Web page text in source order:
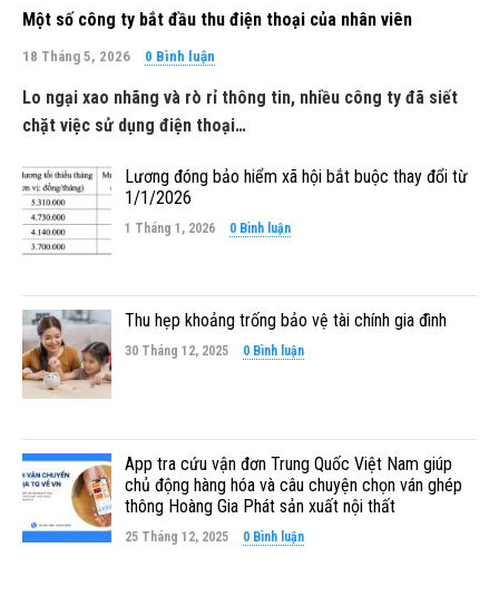
Một số công ty bắt đầu thu điện thoại của nhân viên
18 Tháng 5, 2026 0 Bình luận
Lo ngại xao nhãng và rò rỉ thông tin, nhiều công ty đã siết
chặt việc sử dụng điện thoại…
Lương đóng bảo hiểm xã hội bắt buộc thay đổi từ
1/1/2026
1 Tháng 1, 2026 0 Bình luận
Thu hẹp khoảng trống bảo vệ tài chính gia đình
30 Tháng 12, 2025 0 Bình luận
App tra cứu vận đơn Trung Quốc Việt Nam giúp
chủ động hàng hóa và câu chuyện chọn ván ghép
thông Hoàng Gia Phát sản xuất nội thất
25 Tháng 12, 2025 0 Bình luận